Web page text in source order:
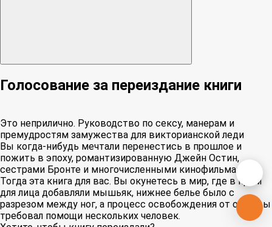
Голосование за переиздание книги
Это неприлично. Руководство по сексу, манерам и
премудростям замужества для викторианской леди
Вы когда-нибудь мечтали перенестись в прошлое и
пожить в эпоху, романтизированную Джейн Остин,
сестрами Бронте и многочисленными кинофильмами?
Тогда эта книга для вас. Вы окунетесь в мир, где в крем
для лица добавляли мышьяк, нижнее белье было с
разрезом между ног, а процесс освобождения от одежды
требовал помощи нескольких человек.